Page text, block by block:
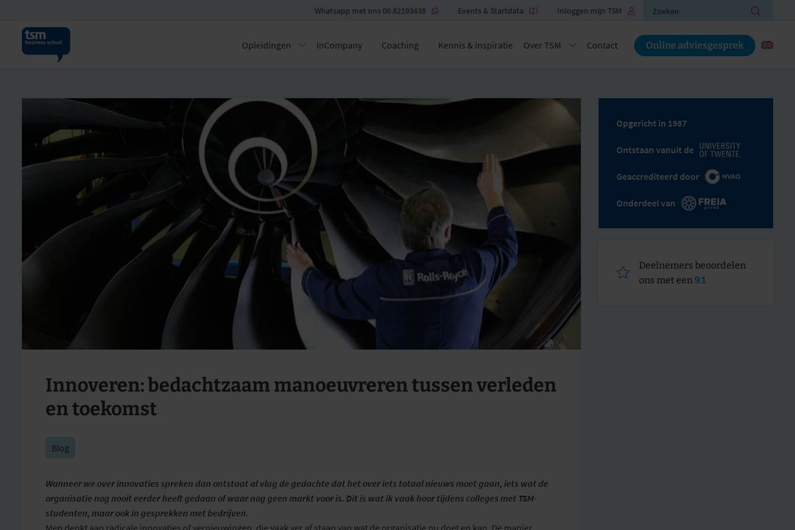
Whatsapp met ons 06 82193438 Events & Startdata Inloggen mijn TSM
Opleidingen InCompany Coaching Kennis & inspiratie Over TSM Contact Online adviesgesprek
Innoveren: bedachtzaam manoeuvreren tussen verleden
en toekomst
Blog
Wanneer we over innovaties spreken dan ontstaat al vlug de gedachte dat het over iets totaal nieuws moet gaan, iets wat de
organisatie nog nooit eerder heeft gedaan of waar nog geen markt voor is. Dit is wat ik vaak hoor tijdens colleges met TSM-
studenten, maar ook in gesprekken met bedrijven.
Men denkt aan radicale innovaties of vernieuwingen, die vaak ver af staan van wat de organisatie nu doet en kan. De manier
Opgericht in 1987
Ontstaan vanuit de
Geaccrediteerd door
Onderdeel van
Deelnemers beoordelen
ons met een9.1